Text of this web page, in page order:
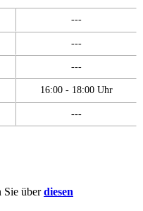
---
---
---
16:00 - 18:00 Uhr
---
Sie überdiesen